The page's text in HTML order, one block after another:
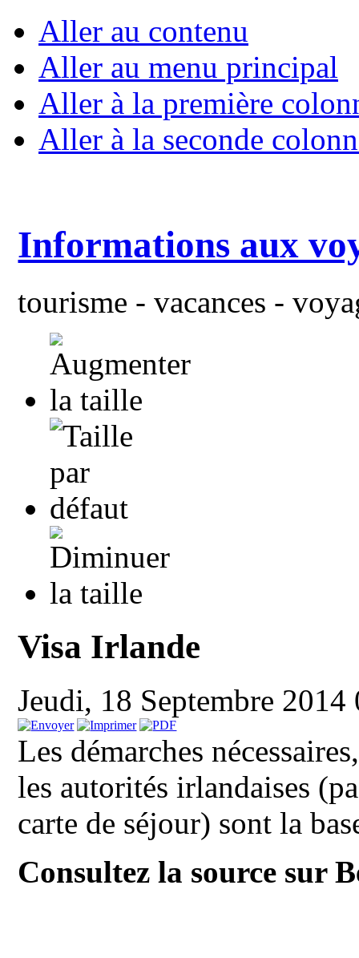
Aller au contenu
Aller au menu principal
Aller à la première
Aller à la seconde
Informations aux
tourisme - vacances -
Visa Irlande
Jeudi, 18 Septembre
Les démarches
les autorités irlandaises
carte de séjour) sont la
Consultez la source sur